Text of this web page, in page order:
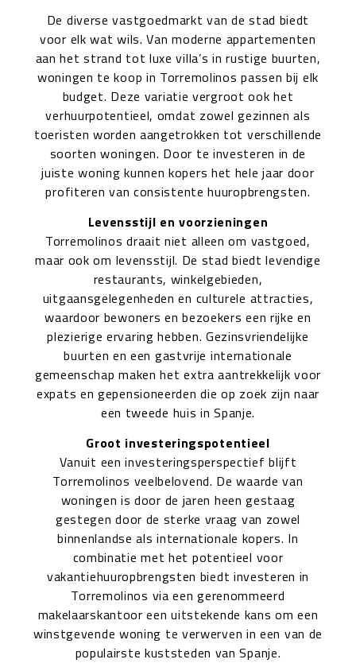
De diverse vastgoedmarkt van de stad biedt
voor elk wat wils. Van moderne appartementen
aan het strand tot luxe villa’s in rustige buurten,
woningen te koop in Torremolinos passen bij elk
budget. Deze variatie vergroot ook het
verhuurpotentieel, omdat zowel gezinnen als
toeristen worden aangetrokken tot verschillende
soorten woningen. Door te investeren in de
juiste woning kunnen kopers het hele jaar door
profiteren van consistente huuropbrengsten.
Levensstijl en voorzieningen
Torremolinos draait niet alleen om vastgoed,
maar ook om levensstijl. De stad biedt levendige
restaurants, winkelgebieden,
uitgaansgelegenheden en culturele attracties,
waardoor bewoners en bezoekers een rijke en
plezierige ervaring hebben. Gezinsvriendelijke
buurten en een gastvrije internationale
gemeenschap maken het extra aantrekkelijk voor
expats en gepensioneerden die op zoek zijn naar
een tweede huis in Spanje.
Groot investeringspotentieel
Vanuit een investeringsperspectief blijft
Torremolinos veelbelovend. De waarde van
woningen is door de jaren heen gestaag
gestegen door de sterke vraag van zowel
binnenlandse als internationale kopers. In
combinatie met het potentieel voor
vakantiehuuropbrengsten biedt investeren in
Torremolinos via een gerenommeerd
makelaarskantoor een uitstekende kans om een
winstgevende woning te verwerven in een van de
populairste kuststeden van Spanje.